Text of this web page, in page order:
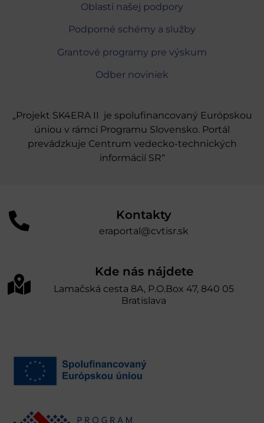
Oblasti našej podpory
Podporné schémy a služby
Grantové programy pre výskum
Odber noviniek
„Projekt SK4ERA II je spolufinancovaný Európskou
úniou v rámci Programu Slovensko. Portál
prevádzkuje Centrum vedecko-technických
informácií SR“
Kontakty
eraportal@cvtisr.sk
Kde nás nájdete
Lamačská cesta 8A, P.O.Box 47, 840 05
Bratislava